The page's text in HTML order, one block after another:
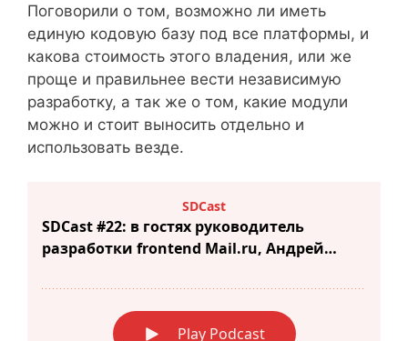
Поговорили о том, возможно ли иметь
единую кодовую базу под все платформы, и
какова стоимость этого владения, или же
проще и правильнее вести независимую
разработку, а так же о том, какие модули
можно и стоит выносить отдельно и
использовать везде.